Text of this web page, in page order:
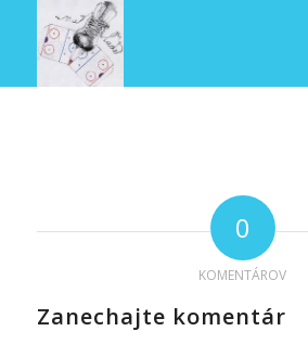
0
KOMENTÁROV
Zanechajte komentár